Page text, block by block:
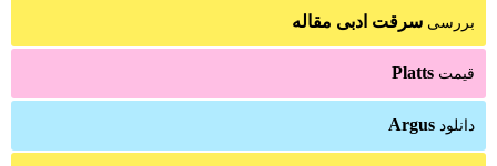
بررسی سرقت ادبی مقاله
قیمت Platts
دانلود Argus